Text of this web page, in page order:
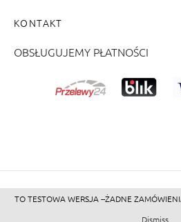
KONTAKT
OBSŁUGUJEMY PŁATNOŚCI
©2026 -
TO TESTOWA WERSJA --ŻADNE
Dismiss